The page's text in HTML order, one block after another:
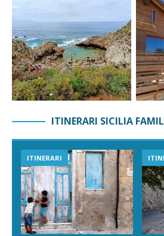
ITINERARI SICILIA
ITINERARI